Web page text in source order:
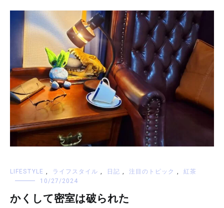
LIFESTYLE , ライフスタイル , 日記 , 注目のトピック ,
紅茶
10/27/2024
かくして密室は破られた